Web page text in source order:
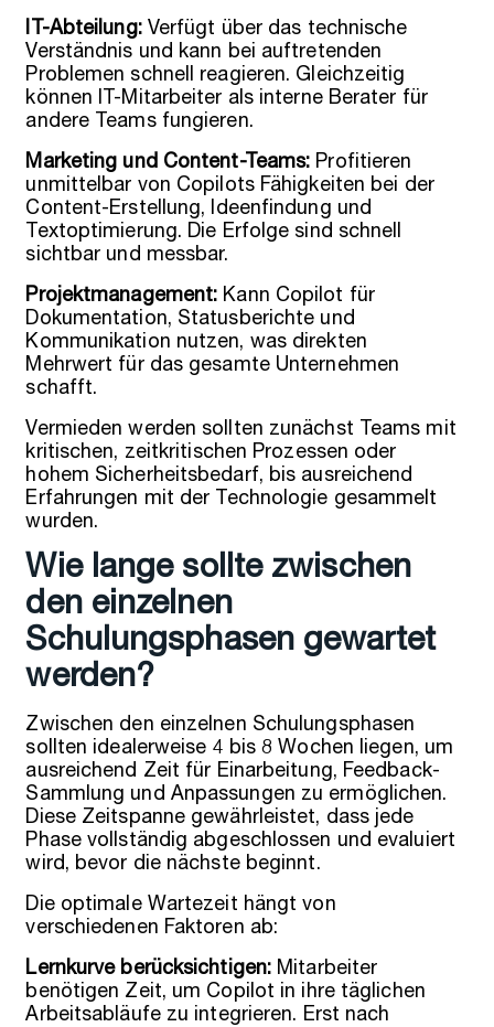
IT-Abteilung:Verfügt über das technische
Verständnis und kann bei auftretenden
Problemen schnell reagieren. Gleichzeitig
können IT-Mitarbeiter als interne Berater für
andere Teams fungieren.
Marketing und Content-Teams: Profitieren
unmittelbar von Copilots Fähigkeiten bei der
Content-Erstellung, Ideenfindung und
Textoptimierung. Die Erfolge sind schnell
sichtbar und messbar.
Projektmanagement: Kann Copilot für
Dokumentation, Statusberichte und
Kommunikation nutzen, was direkten
Mehrwert für das gesamte Unternehmen
schafft.
Vermieden werden sollten zunächst Teams mit
kritischen, zeitkritischen Prozessen oder
hohem Sicherheitsbedarf, bis ausreichend
Erfahrungen mit der Technologie gesammelt
wurden.
Wie lange sollte zwischen
den einzelnen
Schulungsphasen gewartet
werden?
Zwischen den einzelnen Schulungsphasen
sollten idealerweise 4 bis 8 Wochen liegen, um
ausreichend Zeit für Einarbeitung, Feedback-
Sammlung und Anpassungen zu ermöglichen.
Diese Zeitspanne gewährleistet, dass jede
Phase vollständig abgeschlossen und evaluiert
wird, bevor die nächste beginnt.
Die optimale Wartezeit hängt von
verschiedenen Faktoren ab:
Lernkurve berücksichtigen: Mitarbeiter
benötigen Zeit, um Copilot in ihre täglichen
Arbeitsabläufe zu integrieren. Erst nach